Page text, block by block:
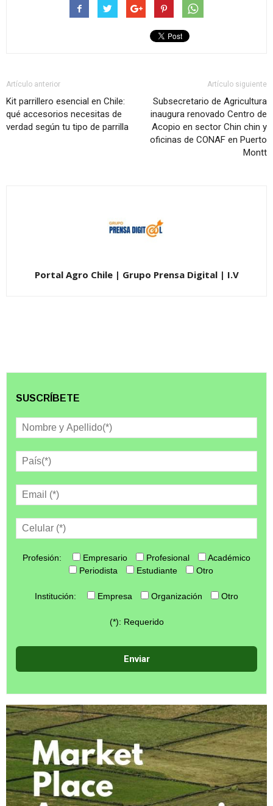
Artículo anterior
Kit parrillero esencial en Chile:
qué accesorios necesitas de
verdad según tu tipo de parrilla
Artículo siguiente
Subsecretario de Agricultura
inaugura renovado Centro de
Acopio en sector Chin chin y
oficinas de CONAF en Puerto
Montt
Portal Agro Chile | Grupo Prensa Digital | I.V
SUSCRÍBETE
Profesión: Empresario Profesional
Académico
Periodista
Estudiante Otro
Institución: Empresa Organización Otro
(*): Requerido